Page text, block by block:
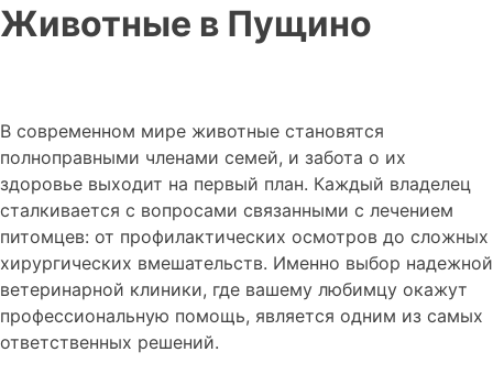
Животные в Пущино
В современном мире животные становятся
полноправными членами семей, и забота о их
здоровье выходит на первый план. Каждый владелец
сталкивается с вопросами связанными с лечением
питомцев: от профилактических осмотров до сложных
хирургических вмешательств. Именно выбор надежной
ветеринарной клиники, где вашему любимцу окажут
профессиональную помощь, является одним из самых
ответственных решений.